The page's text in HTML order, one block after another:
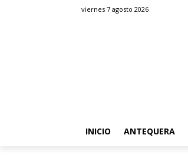
viernes 7 agosto 2026
INICIO ANTEQUERA